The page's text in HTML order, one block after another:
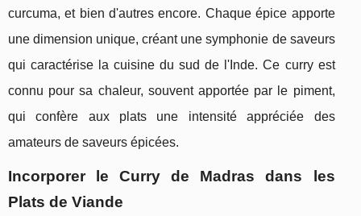
curcuma, et bien d'autres encore. Chaque épice apporte
une dimension unique, créant une symphonie de saveurs
qui caractérise la cuisine du sud de l'Inde. Ce curry est
connu pour sa chaleur, souvent apportée par le piment,
qui confère aux plats une intensité appréciée des
amateurs de saveurs épicées.
Incorporer le Curry de Madras dans les
Plats de Viande